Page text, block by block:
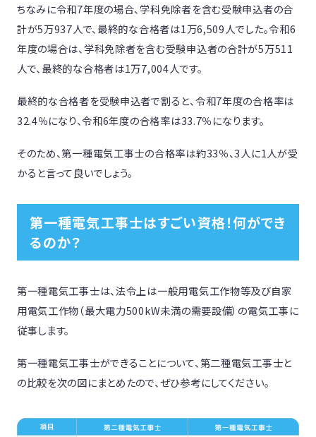
ちなみに令和7年度の場合、学科免除者を含む受験申込者の合
計が5万937人で、最終的な合格者は1万6,509人でした。令和6
年度の場合は、学科免除者を含む受験申込者の合計が5万511
人で、最終的な合格者は1万7,004人です。
最終的な合格者を受験申込者で割ると、令和7年度の合格率は
32.4％になり、令和6年度の合格率は33.7％になります。
そのため、第一種電気工事士の合格率は約33％、3人に1人が受
かると言って良いでしょう。
第一種電気工事士はすごい資格！何ができ
るのか？
第一種電気工事士は、法令上は一般用電気工作物等及び自家
用電気工作物（最大電力500kW未満の需要設備）の電気工事に
従事します。
第一種電気工事士ができることについて、第二種電気工事士と
の比較を次の図にまとめたので、ぜひ参考にしてください。